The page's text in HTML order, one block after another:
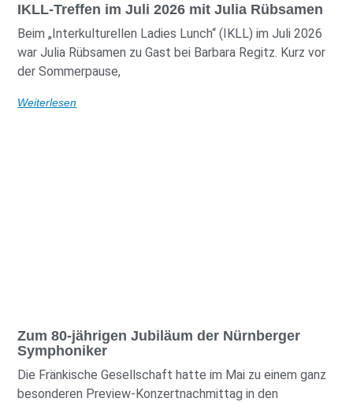
IKLL-Treffen im Juli 2026 mit Julia Rübsamen
Beim „Interkulturellen Ladies Lunch“ (IKLL) im Juli 2026
war Julia Rübsamen zu Gast bei Barbara Regitz. Kurz vor
der Sommerpause,
Weiterlesen
Zum 80-jährigen Jubiläum der Nürnberger
Symphoniker
Die Fränkische Gesellschaft hatte im Mai zu einem ganz
besonderen Preview-Konzertnachmittag in den